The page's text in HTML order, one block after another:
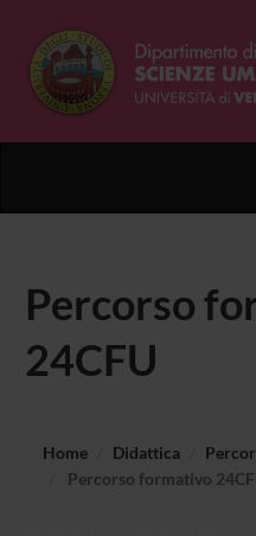
Percorso
24CFU
Home Didattica
Percorso formativo